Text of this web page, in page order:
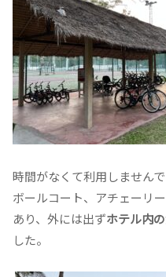
時間がなくて利用しません
ボールコート、アチェーリ
あり、外には出ずホテル内
した。